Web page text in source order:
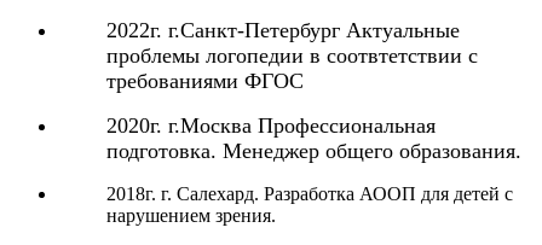
2022г. г.Санкт-Петербург Актуальные
проблемы логопедии в соотвтетствии с
требованиями ФГОС
2020г. г.Москва Профессиональная
подготовка. Менеджер общего образования.
2018г. г. Салехард. Разработка АООП для детей с
нарушением зрения.